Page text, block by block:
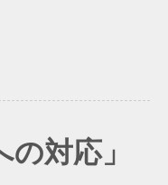
の対応」